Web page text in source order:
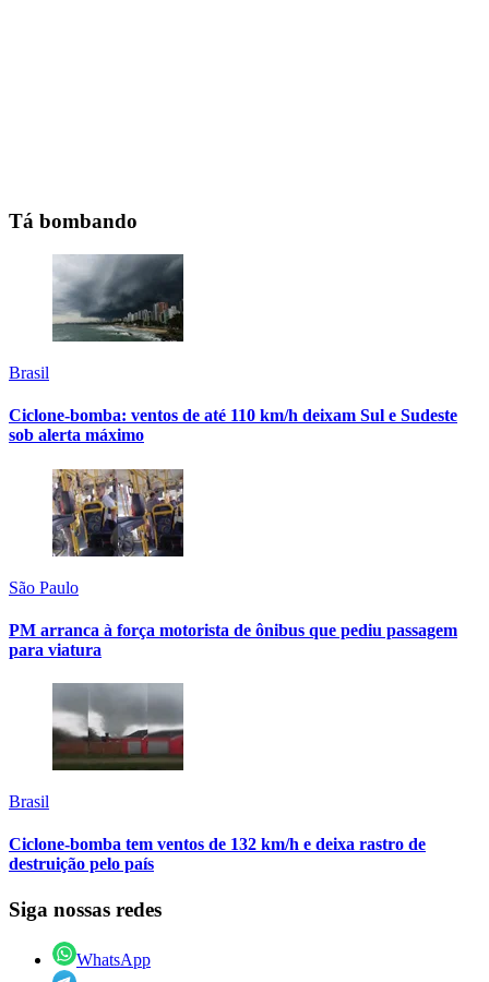
Tá bombando
Brasil
Ciclone-bomba: ventos de até 110 km/h deixam Sul e Sudeste
sob alerta máximo
São Paulo
PM arranca à força motorista de ônibus que pediu passagem
para viatura
Brasil
Ciclone-bomba tem ventos de 132 km/h e deixa rastro de
destruição pelo país
Siga nossas redes
WhatsApp